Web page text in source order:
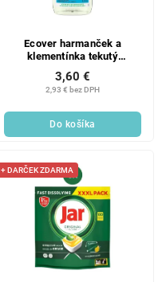
Ecover harmanček a
klementínka tekutý
prípravok na umývanie
riadu, 450 ml
2,93 € bez DPH
3,60 €
Do košíka
+ DARČEK ZDARMA